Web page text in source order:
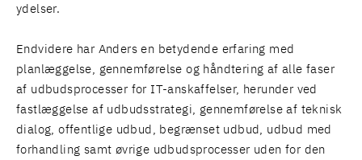
ydelser.
Endvidere har Anders en betydende erfaring med
planlæggelse, gennemførelse og håndtering af alle faser
af udbudsprocesser for IT-anskaffelser, herunder ved
fastlæggelse af udbudsstrategi, gennemførelse af teknisk
dialog, offentlige udbud, begrænset udbud, udbud med
forhandling samt øvrige udbudsprocesser uden for den